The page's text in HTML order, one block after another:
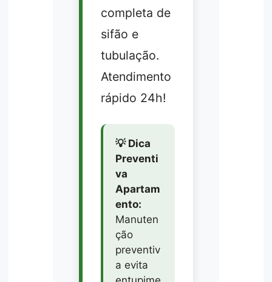
completa de
sifão e
tubulação.
Atendimento
rápido 24h!
💡 Dica
Preventi
va
Apartam
ento:
Manuten
ção
preventiv
a evita